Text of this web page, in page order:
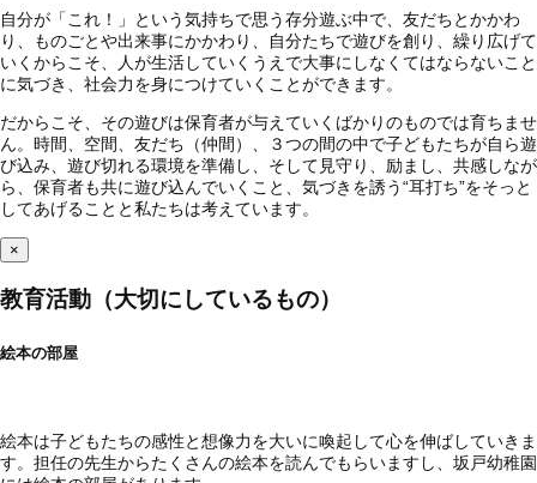
自分が「これ！」という気持ちで思う存分遊ぶ中で、友だちとかかわ
り、ものごとや出来事にかかわり、自分たちで遊びを創り、繰り広げて
いくからこそ、人が生活していくうえで大事にしなくてはならないこと
に気づき、社会力を身につけていくことができます。
だからこそ、その遊びは保育者が与えていくばかりのものでは育ちませ
ん。時間、空間、友だち（仲間）、３つの間の中で子どもたちが自ら遊
び込み、遊び切れる環境を準備し、そして見守り、励まし、共感しなが
ら、保育者も共に遊び込んでいくこと、気づきを誘う“耳打ち”をそっと
してあげることと私たちは考えています。
×
教育活動（大切にしているもの）
絵本の部屋
絵本は子どもたちの感性と想像力を大いに喚起して心を伸ばしていきま
す。担任の先生からたくさんの絵本を読んでもらいますし、坂戸幼稚園